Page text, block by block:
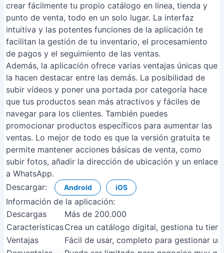
crear fácilmente tu propio catálogo en línea, tienda y
punto de venta, todo en un solo lugar. La interfaz
intuitiva y las potentes funciones de la aplicación te
facilitan la gestión de tu inventario, el procesamiento
de pagos y el seguimiento de las ventas.
Además, la aplicación ofrece varias ventajas únicas que
la hacen destacar entre las demás. La posibilidad de
subir vídeos y poner una portada por categoría hace
que tus productos sean más atractivos y fáciles de
navegar para los clientes. También puedes
promocionar productos específicos para aumentar las
ventas. Lo mejor de todo es que la versión gratuita te
permite mantener acciones básicas de venta, como
subir fotos, añadir la dirección de ubicación y un enlace
a WhatsApp.
Descargar:
Android iOS
Información de la aplicación:
Descargas
Más de 200.000
CaracterísticasCrea un catálogo digital, gestiona tu
Ventajas
Fácil de usar, completo para gestionar